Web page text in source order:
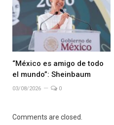
“México es amigo de todo
el mundo”: Sheinbaum
03/08/2026 0
Comments are closed.